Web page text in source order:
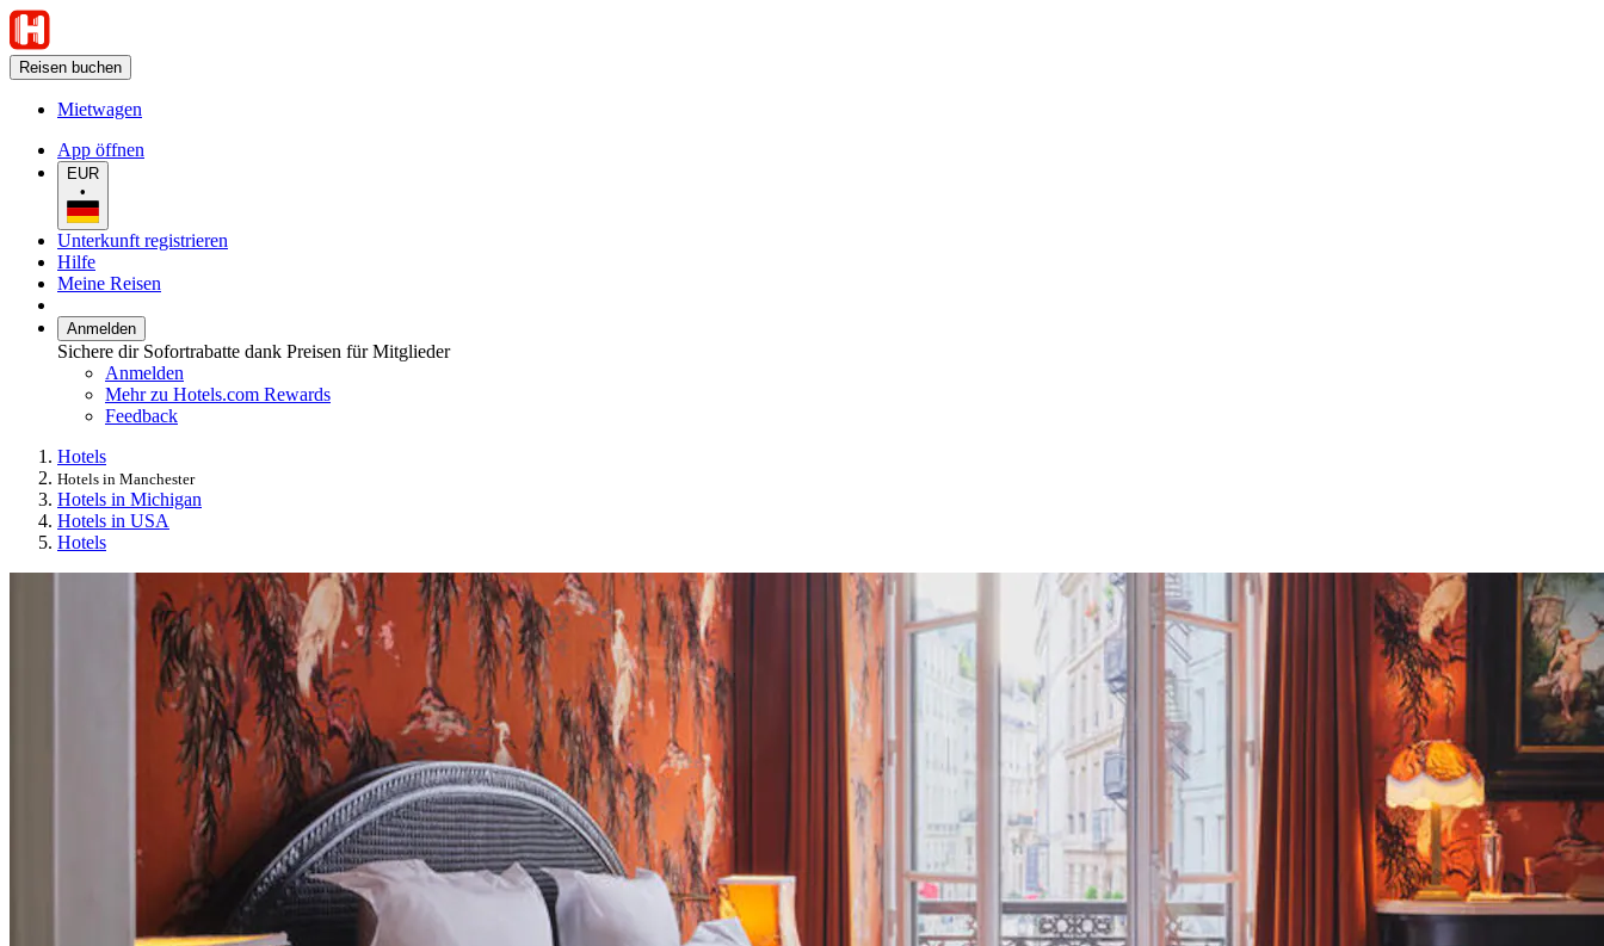
Reisen buchen
Mietwagen
App öffnen
EUR
•
Unterkunft registrieren
Hilfe
Meine Reisen
Anmelden
Sichere dir Sofortrabatte dank Preisen für Mitglieder
Anmelden
Mehr zu Hotels.com Rewards
Feedback
Hotels
Hotels in Manchester
Hotels in Michigan
Hotels in USA
Hotels